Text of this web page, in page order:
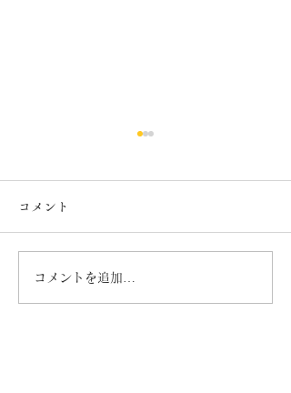
コメント
コメントを追加…